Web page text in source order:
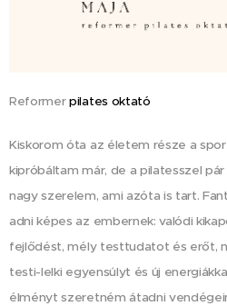
Reformerpilates oktató
Kiskorom óta az életem része a
kipróbáltam már, de a pilatesszel
nagy szerelem, ami azóta is tart.
adni képes az embernek: valódi
fejlődést, mély testtudatot és erőt,
testi-lelki egyensúlyt és új
élményt szeretném átadni